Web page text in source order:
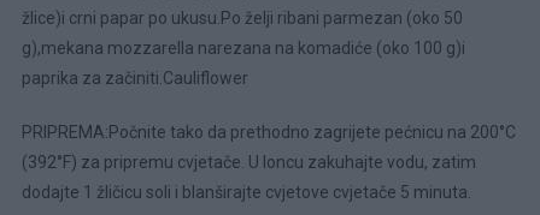
žlice)i crni papar po ukusu.Po želji ribani parmezan (oko 50
g),mekana mozzarella narezana na komadiće (oko 100 g)i
paprika za začiniti.Cauliflower
PRIPREMA:Počnite tako da prethodno zagrijete pećnicu na 200°C
(392°F) za pripremu cvjetače. U loncu zakuhajte vodu, zatim
dodajte 1 žličicu soli i blanširajte cvjetove cvjetače 5 minuta.